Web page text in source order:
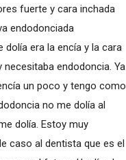
fuerte y cara inchada
endodonciada
era la encía y la cara
endodoncia. Ya
un poco y tengo como
no me dolía al
dolía. Estoy muy
caso al dentista que es el